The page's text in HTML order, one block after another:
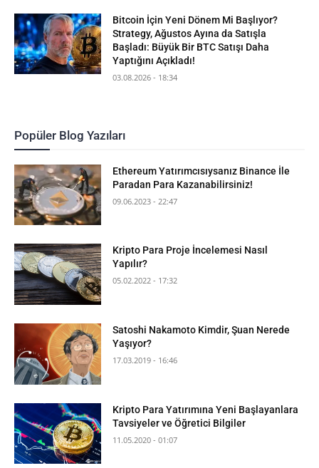
Bitcoin İçin Yeni Dönem Mi Başlıyor?
Strategy, Ağustos Ayına da Satışla
Başladı: Büyük Bir BTC Satışı Daha
Yaptığını Açıkladı!
03.08.2026 - 18:34
Popüler Blog Yazıları
Ethereum Yatırımcısıysanız Binance İle
Paradan Para Kazanabilirsiniz!
09.06.2023 - 22:47
Kripto Para Proje İncelemesi Nasıl
Yapılır?
05.02.2022 - 17:32
Satoshi Nakamoto Kimdir, Şuan Nerede
Yaşıyor?
17.03.2019 - 16:46
Kripto Para Yatırımına Yeni Başlayanlara
Tavsiyeler ve Öğretici Bilgiler
11.05.2020 - 01:07